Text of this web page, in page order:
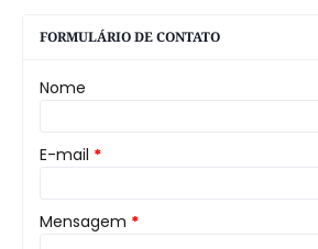
FORMULÁRIO DE CONTATO
Nome
E-mail *
Mensagem *